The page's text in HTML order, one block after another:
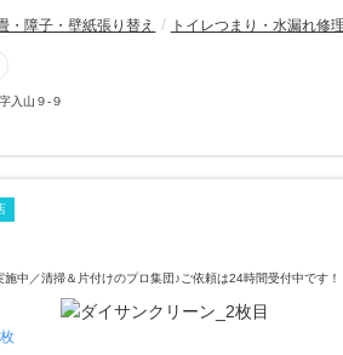
・障子・壁紙張り替え トイレつまり・水漏れ修
入山９-９
中／清掃＆片付けのプロ集団♪ご依頼は24時間受付中です！